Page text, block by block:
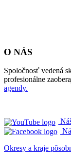
O NÁS
Spoločnosť vedená
profesionálne
agendy.
Okresy a kraje